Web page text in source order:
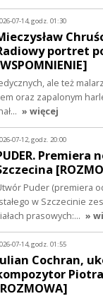
07-14, godz. 01:30
portret
ale też
oraz zapalonym
» więcej
07-12, godz. 20:00
Premiera
Puder (premiera
w Szczecinie
prasowych:… »
07-14, godz. 01:55
Cochran,